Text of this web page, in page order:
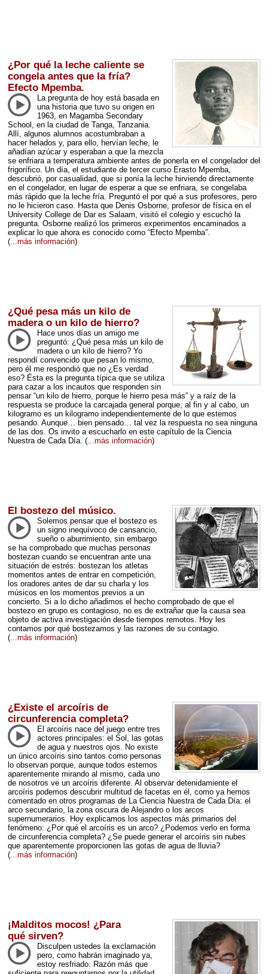
¿Por qué la leche caliente se
congela antes que la fría?
Efecto Mpemba.
La pregunta de hoy está basada en
una historia que tuvo su origen en
1963, en Magamba Secondary
School, en la ciudad de Tanga, Tanzania.
Allí, algunos alumnos acostumbraban a
hacer helados y, para ello, hervían leche, le
añadían azúcar y esperaban a que la mezcla
se enfriara a temperatura ambiente antes de ponerla en el congelador del
frigorífico. Un día, el estudiante de tercer curso Erasto Mpemba,
descubrió, por casualidad, que si ponía la leche hirviendo directamente
en el congelador, en lugar de esperar a que se enfriara, se congelaba
más rápido que la leche fría. Preguntó el por qué a sus profesores, pero
no le hicieron caso. Hasta que Denis Osborne, profesor de física en el
University College de Dar es Salaam, visitó el colegio y escuchó la
pregunta. Osborne realizó los primeros experimentos encaminados a
explicar lo que ahora es conocido como “Efecto Mpemba”.
(...más información)
¿Qué pesa más un kilo de
madera o un kilo de hierro?
Hace unos días un amigo me
preguntó: ¿Qué pesa más un kilo de
madera o un kilo de hierro? Yo
respondí convencido que pesan lo mismo,
pero él me respondió que no ¿Es verdad
eso? Ésta es la pregunta típica que se utiliza
para cazar a los incautos que responden sin
pensar “un kilo de hierro, porque le hierro pesa más” y a raíz de la
respuesta se produce la carcajada general porque, al fin y al cabo, un
kilogramo es un kilogramo independientemente de lo que estemos
pesando. Aunque… bien pensado… tal vez la respuesta no sea ninguna
de las dos. Os invito a escucharlo en este capítulo de la Ciencia
Nuestra de Cada Día. (...más información)
El bostezo del músico.
Solemos pensar que el bostezo es
un signo inequívoco de cansancio,
sueño o aburrimiento, sin embargo
se ha comprobado que muchas personas
bostezan cuando se encuentran ante una
situación de estrés: bostezan los atletas
momentos antes de entrar en competición,
los oradores antes de dar su charla y los
músicos en los momentos previos a un
concierto. Si a lo dicho añadimos el hecho comprobado de que el
bostezo en grupo es contagioso, no es de extrañar que la causa sea
objeto de activa investigación desde tiempos remotos. Hoy les
contamos por qué bostezamos y las razones de su contagio.
(...más información)
¿Existe el arcoíris de
circunferencia completa?
El arcoíris nace del juego entre tres
actores principales: el Sol, las gotas
de agua y nuestros ojos. No existe
un único arcoíris sino tantos como personas
lo observan porque, aunque todos estemos
aparentemente mirando al mismo, cada uno
de nosotros ve un arcoíris diferente. Al observar detenidamiente el
arcoíris podemos descubrir multitud de facetas en él, como ya hemos
comentado en otros programas de La Ciencia Nuestra de Cada Día: el
arco secundario, la zona oscura de Alejandro o los arcos
supernumerarios. Hoy explicamos los aspectos más primarios del
fenómeno: ¿Por qué el arcoíris es un arco? ¿Podemos verlo en forma
de circunferencia completa? ¿Se puede generar el arcoíris sin nubes
que aparentemente proporcionen las gotas de agua de lluvia?
(...más información)
¡Malditos mocos! ¿Para
qué sirven?
Disculpen ustedes la exclamación
pero, como habrán imaginado ya,
estoy resfriado. Razón más que